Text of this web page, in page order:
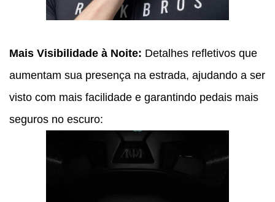
Mais Visibilidade à Noite: Detalhes refletivos que
aumentam sua presença na estrada, ajudando a ser
visto com mais facilidade e garantindo pedais mais
seguros no escuro: